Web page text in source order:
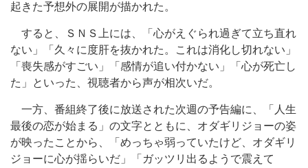
起きた予想外の展開が描かれた。
すると、ＳＮＳ上には、「心がえぐられ過ぎて立ち直れ
ない」「久々に度肝を抜かれた。これは消化し切れない」
「喪失感がすごい」「感情が追い付かない」「心が死亡し
た」といった、視聴者から声が相次いだ。
一方、番組終了後に放送された次週の予告編に、「人生
最後の恋が始まる」の文字とともに、オダギリジョーの姿
が映ったことから、「めっちゃ弱っていたけど、オダギリ
ジョーに心が揺らいだ」「ガッツリ出るようで震えて